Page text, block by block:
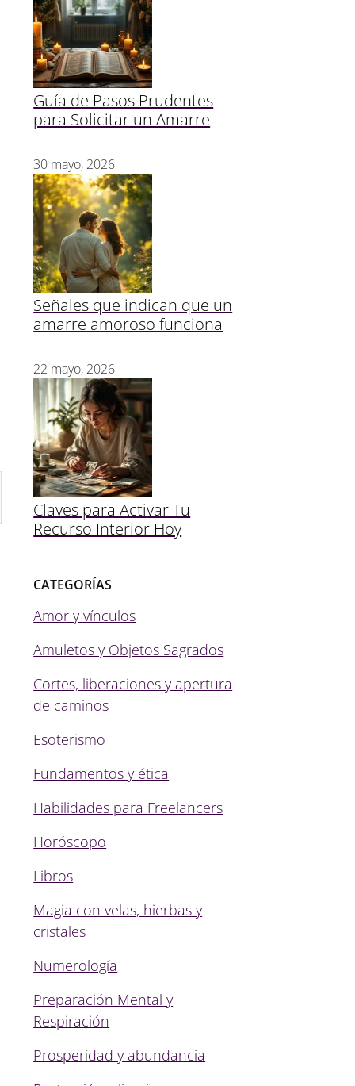
Guía de Pasos Prudentes
para Solicitar un Amarre
30 mayo, 2026
Señales que indican que un
amarre amoroso funciona
22 mayo, 2026
Claves para Activar Tu
Recurso Interior Hoy
CATEGORÍAS
Amor y vínculos
Amuletos y Objetos Sagrados
Cortes, liberaciones y apertura
de caminos
Esoterismo
Fundamentos y ética
Habilidades para Freelancers
Horóscopo
Libros
Magia con velas, hierbas y
cristales
Numerología
Preparación Mental y
Respiración
Prosperidad y abundancia